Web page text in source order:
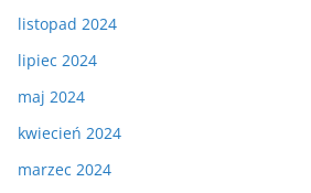
listopad 2024
lipiec 2024
maj 2024
kwiecień 2024
marzec 2024